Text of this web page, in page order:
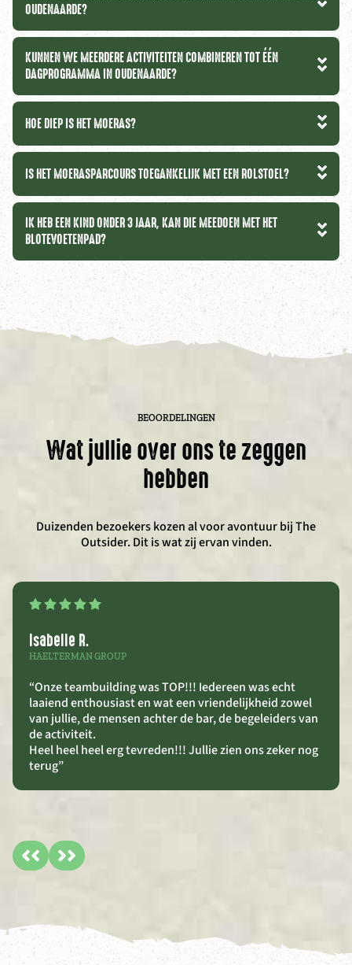
OUDENAARDE?
KUNNEN WE MEERDERE ACTIVITEITEN COMBINEREN TOT ÉÉN
DAGPROGRAMMA IN OUDENAARDE?
HOE DIEP IS HET MOERAS?
IS HET MOERASPARCOURS TOEGANKELIJK MET EEN ROLSTOEL?
IK HEB EEN KIND ONDER 3 JAAR, KAN DIE MEEDOEN MET HET
BLOTEVOETENPAD?
BEOORDELINGEN
Wat jullie over ons te zeggen
hebben
Duizenden bezoekers kozen al voor avontuur bij The
Outsider. Dit is wat zij ervan vinden.
Isabelle R.
HAELTERMAN GROUP
“Onze teambuilding was TOP!!! Iedereen was echt
laaiend enthousiast en wat een vriendelijkheid zowel
van jullie, de mensen achter de bar, de begeleiders van
de activiteit.
Heel heel heel erg tevreden!!! Jullie zien ons zeker nog
terug”